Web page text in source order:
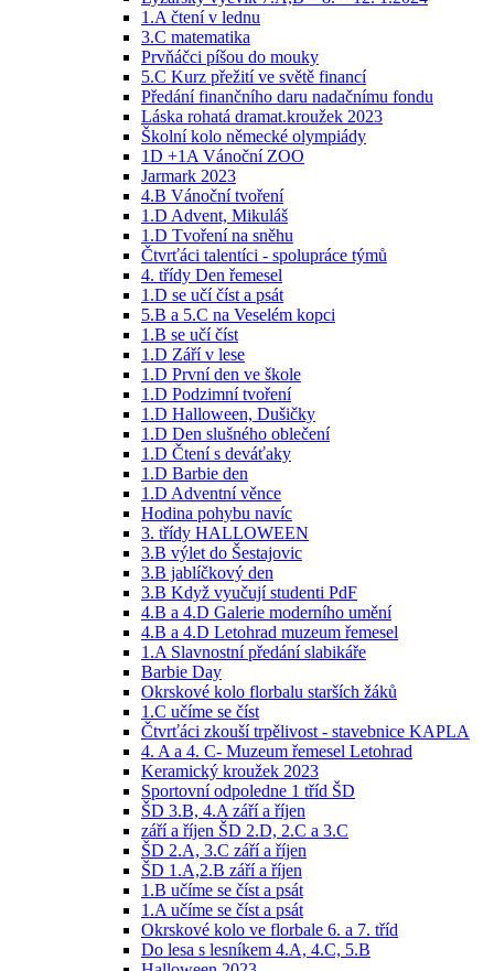
1.A čtení v lednu
3.C matematika
Prvňáčci píšou do mouky
5.C Kurz přežití ve světě financí
Předání finančního daru nadačnímu fondu
Láska rohatá dramat.kroužek 2023
Školní kolo německé olympiády
1D +1A Vánoční ZOO
Jarmark 2023
4.B Vánoční tvoření
1.D Advent, Mikuláš
1.D Tvoření na sněhu
Čtvrťáci talentíci - spolupráce týmů
4. třídy Den řemesel
1.D se učí číst a psát
5.B a 5.C na Veselém kopci
1.B se učí číst
1.D Září v lese
1.D První den ve škole
1.D Podzimní tvoření
1.D Halloween, Dušičky
1.D Den slušného oblečení
1.D Čtení s deváťaky
1.D Barbie den
1.D Adventní věnce
Hodina pohybu navíc
3. třídy HALLOWEEN
3.B výlet do Šestajovic
3.B jablíčkový den
3.B Když vyučují studenti PdF
4.B a 4.D Galerie moderního umění
4.B a 4.D Letohrad muzeum řemesel
1.A Slavnostní předání slabikáře
Barbie Day
Okrskové kolo florbalu starších žáků
1.C učíme se číst
Čtvrťáci zkouší trpělivost - stavebnice KAPLA
4. A a 4. C- Muzeum řemesel Letohrad
Keramický kroužek 2023
Sportovní odpoledne 1 tříd ŠD
ŠD 3.B, 4.A září a říjen
září a říjen ŠD 2.D, 2.C a 3.C
ŠD 2.A, 3.C září a říjen
ŠD 1.A,2.B září a říjen
1.B učíme se číst a psát
1.A učíme se číst a psát
Okrskové kolo ve florbale 6. a 7. tříd
Do lesa s lesníkem 4.A, 4.C, 5.B